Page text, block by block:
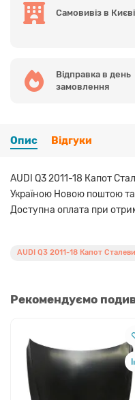
Самовивіз в Києві
Відправка в день
замовлення
Опис Відгуки
AUDI Q3 2011-18 Капот
Україною Новою поштою та
Доступна оплата при
AUDI Q3 2011-18 Капот
Рекомендуємо